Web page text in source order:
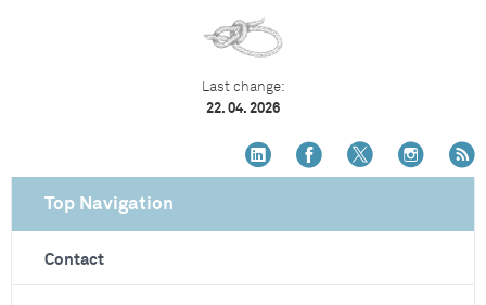
Last change:
22. 04. 2026
Top Navigation
Contact